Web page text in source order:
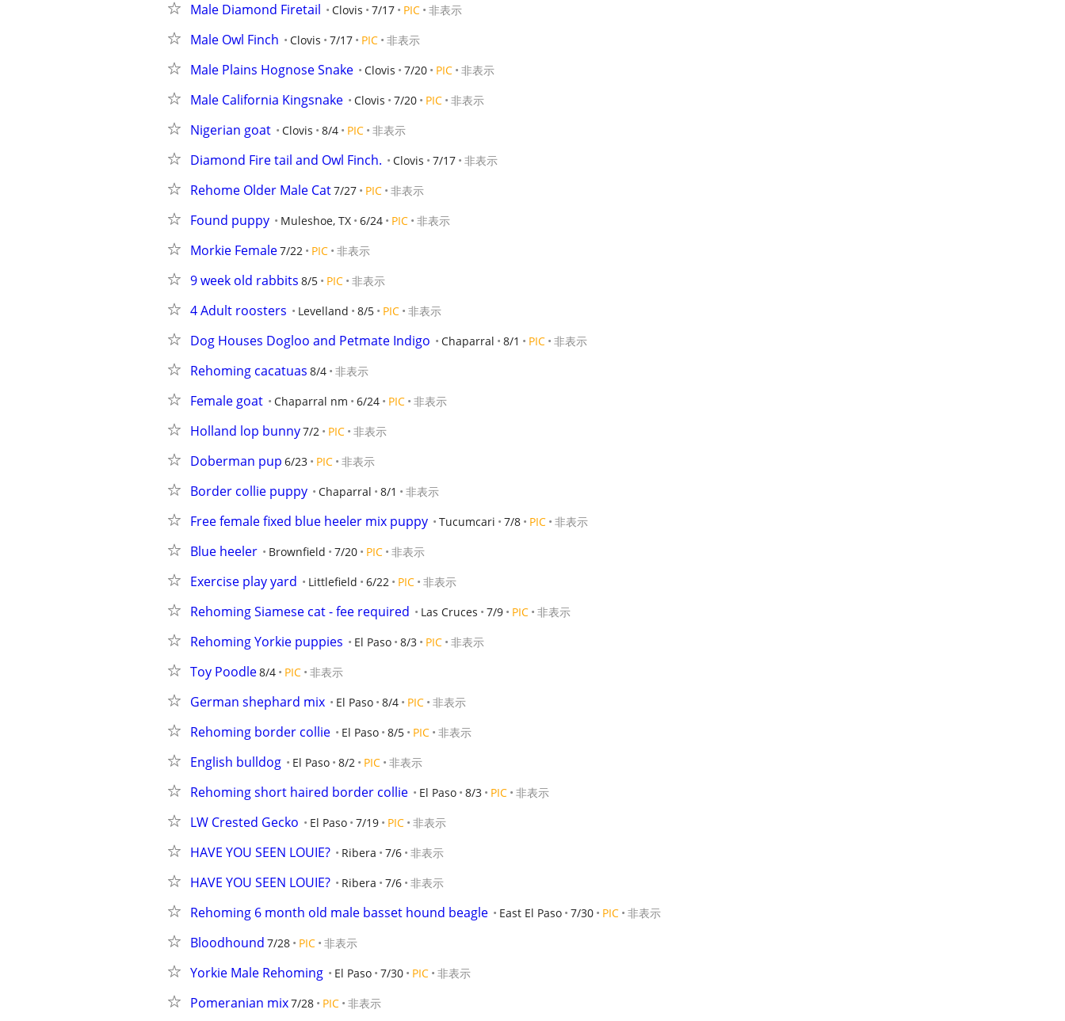
Male Diamond Firetail Clovis 7/17 PIC 非表示
Male Owl Finch Clovis 7/17 PIC 非表示
Male Plains Hognose Snake Clovis 7/20 PIC 非表示
Male California Kingsnake Clovis 7/20 PIC 非表示
Nigerian goat Clovis 8/4 PIC 非表示
Diamond Fire tail and Owl Finch. Clovis 7/17 非表示
Rehome Older Male Cat7/27 PIC 非表示
Found puppy Muleshoe, TX 6/24 PIC 非表示
Morkie Female7/22 PIC 非表示
9 week old rabbits 8/5 PIC 非表示
4 Adult roosters Levelland 8/5 PIC 非表示
Dog Houses Dogloo and Petmate Indigo Chaparral 8/1 PIC 非表示
Rehoming cacatuas 8/4 非表示
Female goat Chaparral nm 6/24 PIC 非表示
Holland lop bunny7/2 PIC 非表示
Doberman pup 6/23 PIC 非表示
Border collie puppy Chaparral 8/1 非表示
Free female fixed blue heeler mix puppy Tucumcari 7/8 PIC 非表示
Blue heeler Brownfield 7/20 PIC 非表示
Exercise play yard Littlefield 6/22 PIC 非表示
Rehoming Siamese cat - fee required Las Cruces 7/9 PIC 非表示
Rehoming Yorkie puppies El Paso 8/3 PIC 非表示
Toy Poodle8/4 PIC 非表示
German shephard mix El Paso 8/4 PIC 非表示
Rehoming border collie El Paso 8/5 PIC 非表示
English bulldog El Paso 8/2 PIC 非表示
Rehoming short haired border collie El Paso 8/3 PIC 非表示
LW Crested Gecko El Paso 7/19 PIC 非表示
HAVE YOU SEEN LOUIE? Ribera 7/6 非表示
HAVE YOU SEEN LOUIE? Ribera 7/6 非表示
Rehoming 6 month old male basset hound beagle East El Paso 7/30 PIC 非表示
Bloodhound 7/28 PIC 非表示
Yorkie Male Rehoming El Paso 7/30 PIC 非表示
Pomeranian mix7/28 PIC 非表示